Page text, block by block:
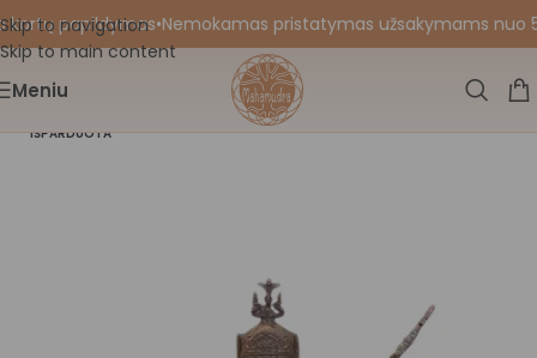
Skip to navigation
Skip to main content
papildymas•Nemokamas pristatymas užsakymams nuo
Meniu
IŠPARDUOTA